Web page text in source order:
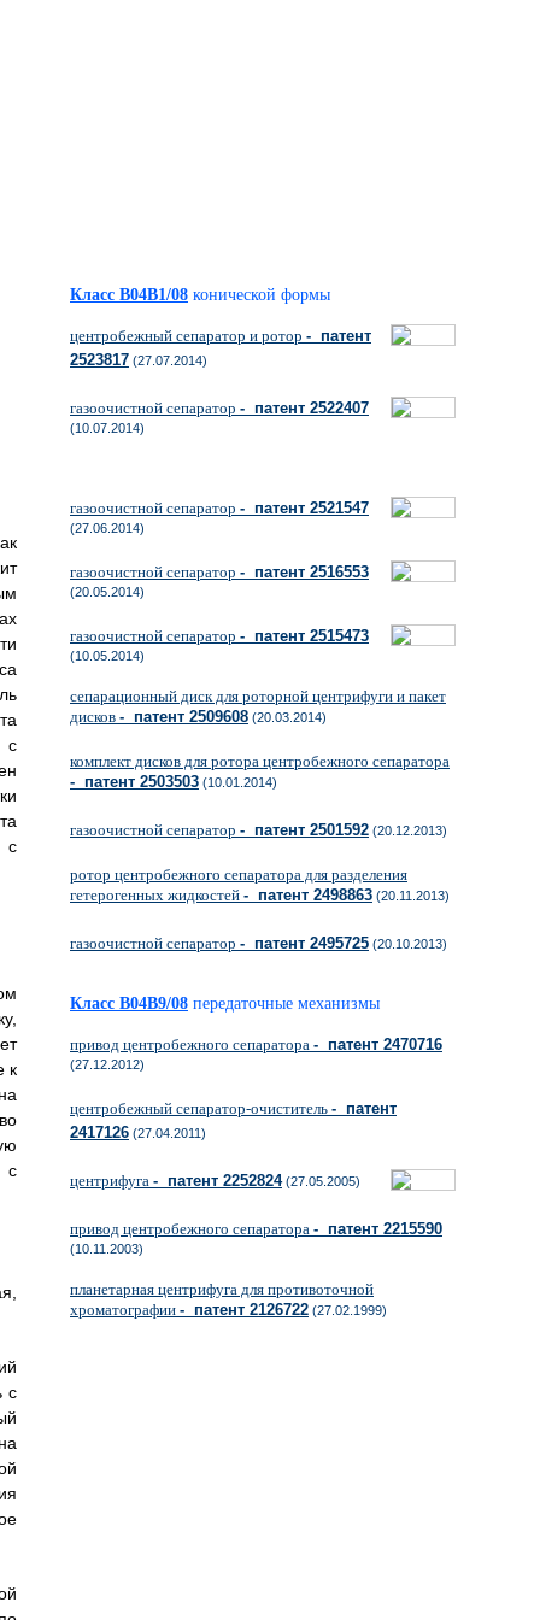
с
с
к
с
с
Класс B04B1/08 конической формы
центробежный сепаратор и ротор - патент
2523817 (27.07.2014)
газоочистной сепаратор - патент 2522407
(10.07.2014)
газоочистной сепаратор - патент 2521547
(27.06.2014)
газоочистной сепаратор - патент 2516553
(20.05.2014)
газоочистной сепаратор - патент 2515473
(10.05.2014)
сепарационный диск для роторной центрифуги и пакет
дисков - патент 2509608 (20.03.2014)
комплект дисков для ротора центробежного сепаратора
- патент 2503503 (10.01.2014)
газоочистной сепаратор - патент 2501592 (20.12.2013)
ротор центробежного сепаратора для разделения
гетерогенных жидкостей - патент 2498863 (20.11.2013)
газоочистной сепаратор - патент 2495725 (20.10.2013)
Класс B04B9/08 передаточные механизмы
привод центробежного сепаратора - патент 2470716
(27.12.2012)
центробежный сепаратор-очиститель - патент
2417126 (27.04.2011)
центрифуга - патент 2252824(27.05.2005)
привод центробежного сепаратора - патент 2215590
(10.11.2003)
планетарная центрифуга для противоточной
хроматографии - патент 2126722 (27.02.1999)